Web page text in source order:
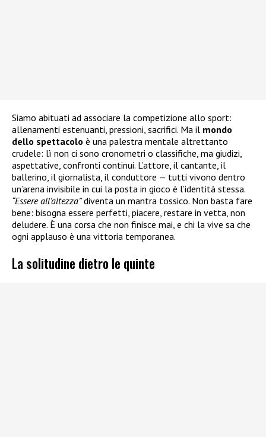
Siamo abituati ad associare la competizione allo sport:
allenamenti estenuanti, pressioni, sacrifici. Ma il mondo
dello spettacolo è una palestra mentale altrettanto
crudele: lì non ci sono cronometri o classifiche, ma giudizi,
aspettative, confronti continui. L’attore, il cantante, il
ballerino, il giornalista, il conduttore — tutti vivono dentro
un’arena invisibile in cui la posta in gioco è l’identità stessa.
“Essere all’altezza”diventa un mantra tossico. Non basta fare
bene: bisogna essere perfetti, piacere, restare in vetta, non
deludere. È una corsa che non finisce mai, e chi la vive sa che
ogni applauso è una vittoria temporanea.
La solitudine dietro le quinte